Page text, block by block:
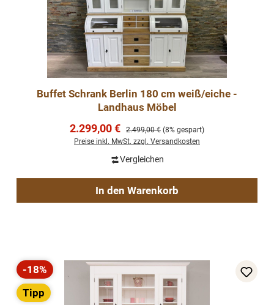
Buffet Schrank Berlin 180 cm weiß/eiche -
Landhaus Möbel
Verkaufspreis:
2.299,00 € Regulärer Preis:
2.499,00 € (8% gespart)
Preise inkl. MwSt. zzgl. Versandkosten
Vergleichen
In den Warenkorb
Rabatt
-18%
Tipp